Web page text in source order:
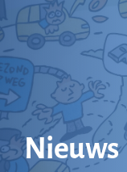
naar
inhoud
Home
Nieuws